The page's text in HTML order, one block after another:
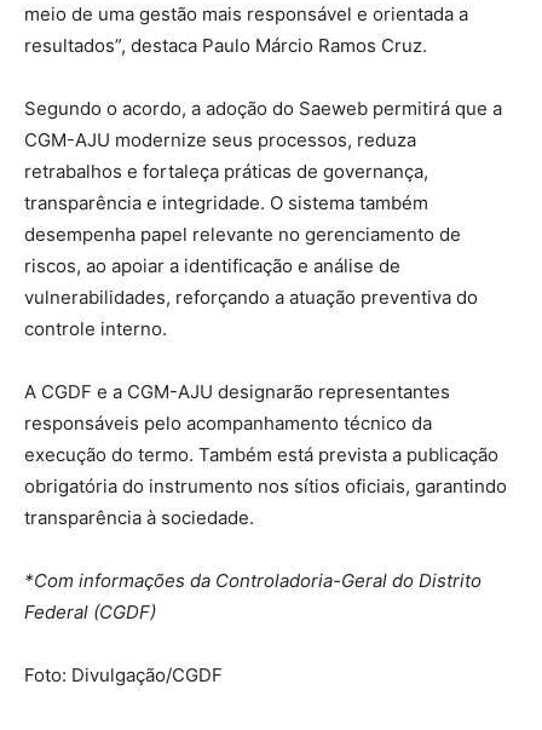
meio de uma gestão mais responsável e orientada a
resultados”, destaca Paulo Márcio Ramos Cruz.
Segundo o acordo, a adoção do Saeweb permitirá que a
CGM-AJU modernize seus processos, reduza
retrabalhos e fortaleça práticas de governança,
transparência e integridade. O sistema também
desempenha papel relevante no gerenciamento de
riscos, ao apoiar a identificação e análise de
vulnerabilidades, reforçando a atuação preventiva do
controle interno.
A CGDF e a CGM-AJU designarão representantes
responsáveis pelo acompanhamento técnico da
execução do termo. Também está prevista a publicação
obrigatória do instrumento nos sítios oficiais, garantindo
transparência à sociedade.
*Com informações da Controladoria-Geral do Distrito
Federal (CGDF)
Foto: Divulgação/CGDF